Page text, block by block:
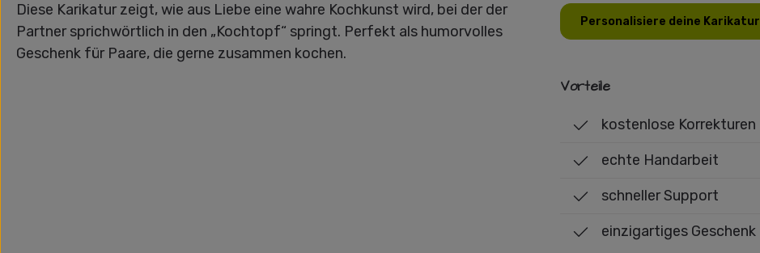
Personalisiere deine Karikatur
Vorteile
kostenlose Korrekturen
echte Handarbeit
schneller Support
einzigartiges Geschenk
Diese Karikatur zeigt, wie aus Liebe eine wahre Kochkunst wird, bei der der
Partner sprichwörtlich in den „Kochtopf“ springt. Perfekt als humorvolles
Geschenk für Paare, die gerne zusammen kochen.